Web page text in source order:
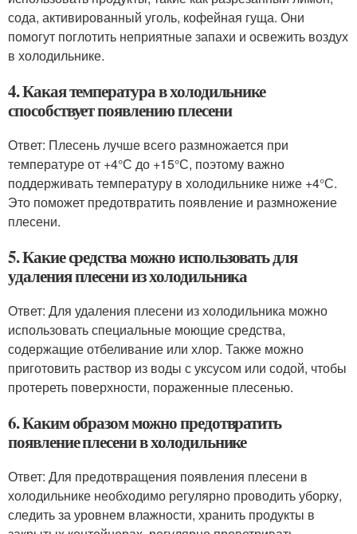
сода, активированный уголь, кофейная гуща. Они
помогут поглотить неприятные запахи и освежить воздух
в холодильнике.
4. Какая температура в холодильнике
способствует появлению плесени
Ответ: Плесень лучше всего размножается при
температуре от +4°С до +15°С, поэтому важно
поддерживать температуру в холодильнике ниже +4°С.
Это поможет предотвратить появление и размножение
плесени.
5. Какие средства можно использовать для
удаления плесени из холодильника
Ответ: Для удаления плесени из холодильника можно
использовать специальные моющие средства,
содержащие отбеливание или хлор. Также можно
приготовить раствор из воды с уксусом или содой, чтобы
протереть поверхности, пораженные плесенью.
6. Каким образом можно предотвратить
появление плесени в холодильнике
Ответ: Для предотвращения появления плесени в
холодильнике необходимо регулярно проводить уборку,
следить за уровнем влажности, хранить продукты в